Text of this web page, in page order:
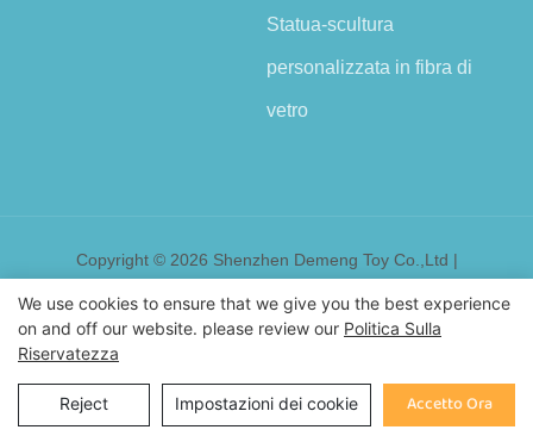
Statua-scultura
personalizzata in fibra di
vetro
Copyright © 2026 Shenzhen Demeng Toy Co.,Ltd |
We use cookies to ensure that we give you the best experience
on and off our website. please review our Politica Sulla
Riservatezza
Reject Impostazioni dei cookie Accetto Ora
Inchiesta